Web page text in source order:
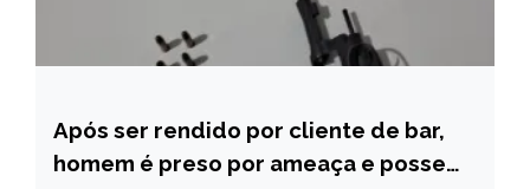
CAPELINHA
MINAS
Após ser rendido por cliente de bar,
homem é preso por ameaça e posse